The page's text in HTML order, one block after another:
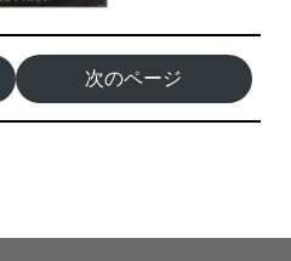
次のページ